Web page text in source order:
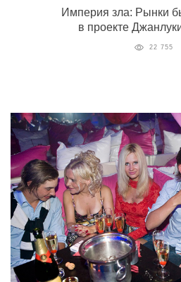
Империя зла: Рынки
в проекте
22 755